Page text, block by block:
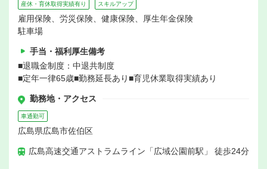
産休・育休取得実績有り スキルアップ
雇用保険、労災保険、健康保険、厚生年金保険
駐車場
手当・福利厚生備考
■退職金制度：中退共制度
■定年一律65歳■勤務延長あり■育児休業取得実績あり
勤務地・アクセス
車通勤可
広島県広島市佐伯区
広島高速交通アストラムライン「広域公園前駅」 徒歩24分